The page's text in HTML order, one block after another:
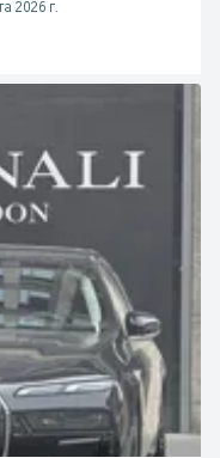
2026 г.